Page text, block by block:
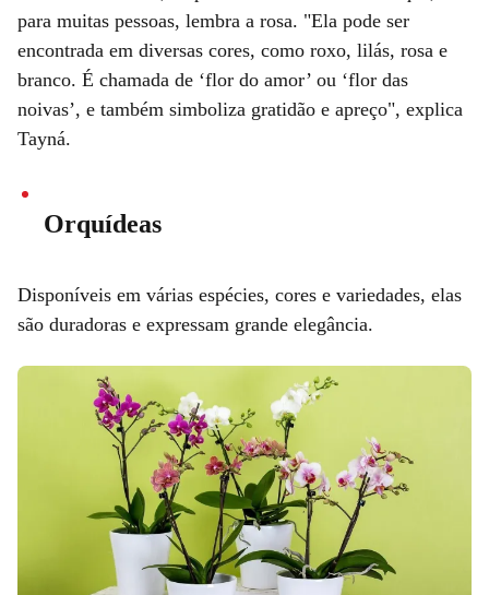
para muitas pessoas, lembra a rosa. "Ela pode ser
encontrada em diversas cores, como roxo, lilás, rosa e
branco. É chamada de ‘flor do amor’ ou ‘flor das
noivas’, e também simboliza gratidão e apreço", explica
Tayná.
Orquídeas
Disponíveis em várias espécies, cores e variedades, elas
são duradoras e expressam grande elegância.